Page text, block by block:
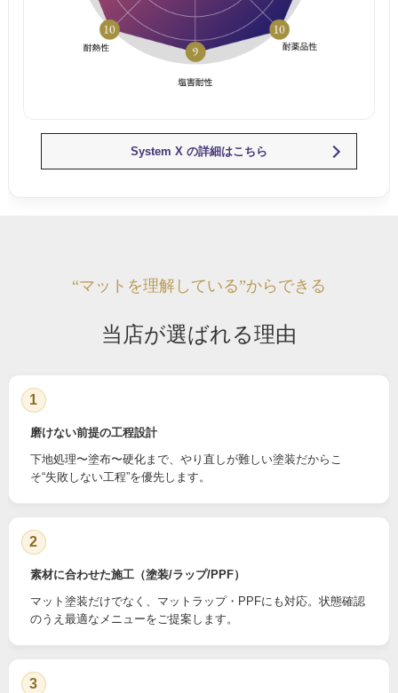
System X の詳細はこちら
“マットを理解している”からできる
当店が選ばれる理由
1
磨けない前提の工程設計
下地処理〜塗布〜硬化まで、やり直しが難しい塗装だからこ
そ“失敗しない工程”を優先します。
2
素材に合わせた施工（塗装/ラップ/PPF）
マット塗装だけでなく、マットラップ・PPFにも対応。状態確認
のうえ最適なメニューをご提案します。
3